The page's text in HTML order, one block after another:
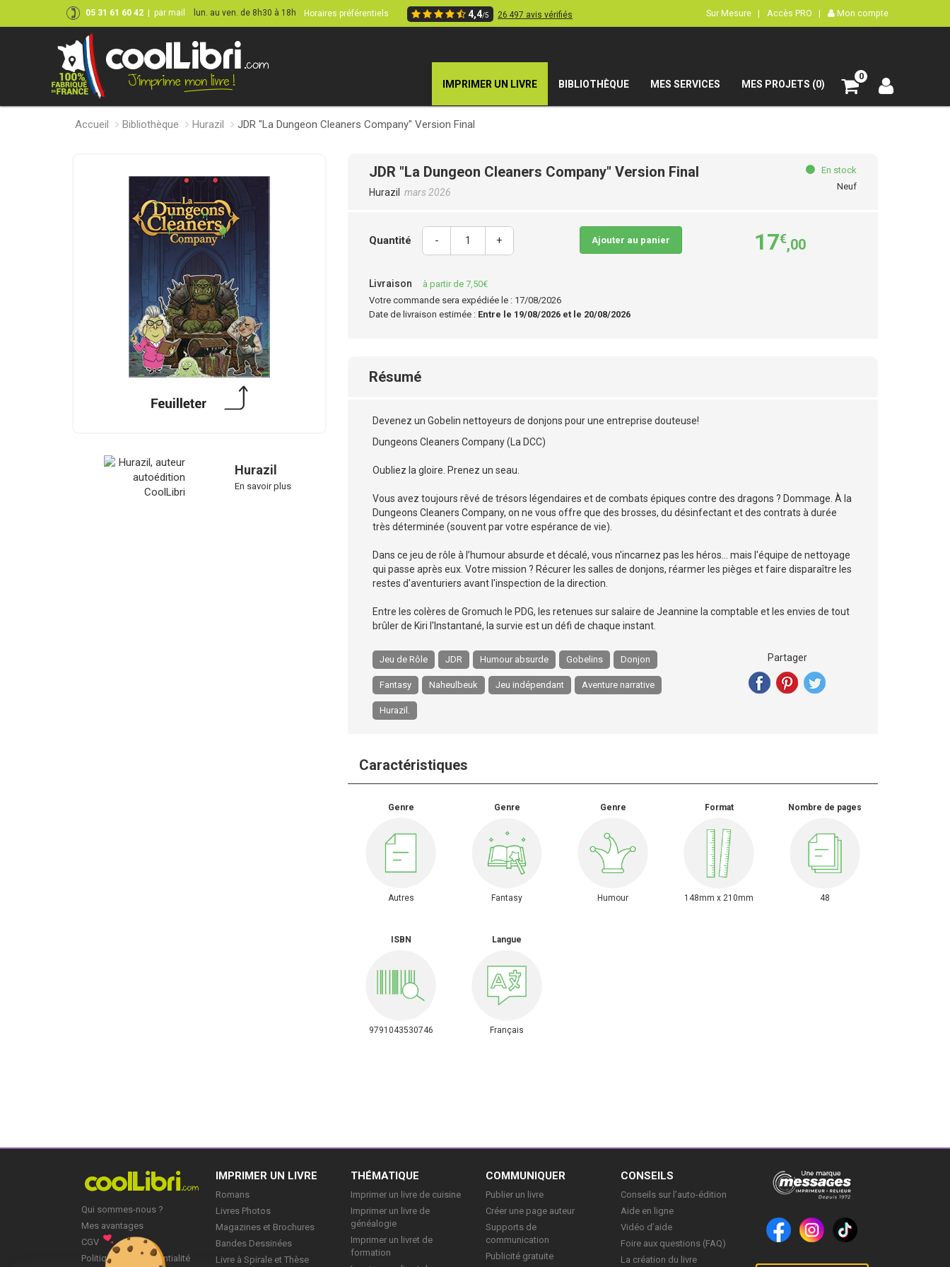
05 31 61 60 42 par mail lun. au ven. de 8h30 à 18h Horaires préférentiels 4,4/5 26 497 avis vérifiés Sur Mesure | Accès PRO | Mon compte
IMPRIMER UN LIVRE BIBLIOTHÈQUE MES SERVICES MES PROJETS (0)
0
Accueil Bibliothèque Hurazil JDR "La Dungeon Cleaners Company" Version Final
Hurazil
En savoir plus
JDR "La Dungeon Cleaners Company" Version Final
Hurazil mars 2026
En stock
Neuf
Quantité - + Ajouter au panier 17€,00
Livraison
à partir de 7,50€
Votre commande sera expédiée le : 17/08/2026
Date de livraison estimée : Entre le 19/08/2026 et le 20/08/2026
Résumé
Devenez un Gobelin nettoyeurs de donjons pour une entreprise douteuse!
Dungeons Cleaners Company (La DCC)
Oubliez la gloire. Prenez un seau.
Vous avez toujours rêvé de trésors légendaires et de combats épiques contre des dragons ? Dommage. À la
Dungeons Cleaners Company, on ne vous offre que des brosses, du désinfectant et des contrats à durée
très déterminée (souvent par votre espérance de vie).
Dans ce jeu de rôle à l’humour absurde et décalé, vous n'incarnez pas les héros... mais l'équipe de nettoyage
qui passe après eux. Votre mission ? Récurer les salles de donjons, réarmer les pièges et faire disparaître les
restes d'aventuriers avant l'inspection de la direction.
Entre les colères de Gromuch le PDG, les retenues sur salaire de Jeannine la comptable et les envies de tout
brûler de Kiri l'Instantané, la survie est un défi de chaque instant.
Jeu de Rôle JDR Humour absurde Gobelins Donjon
Fantasy Naheulbeuk Jeu indépendant Aventure narrative
Hurazil.
Partager
Caractéristiques
Genre
Autres
Genre
Fantasy
Genre
Humour
Format
148mm x 210mm
Nombre de pages
48
ISBN
9791043530746
Langue
Français
Qui sommes-nous ?
Mes avantages
CGV
Politique de Confidentialité
IMPRIMER UN LIVRE
Romans
Livres Photos
Magazines et Brochures
Bandes Dessinées
Livre à Spirale et Thèse
THÉMATIQUE
Imprimer un livre de cuisine
Imprimer un livre de
généalogie
Imprimer un livret de
formation
COMMUNIQUER
Publier un livre
Créer une page auteur
Supports de
communication
Publicité gratuite
CONSEILS
Conseils sur l’auto-édition
Aide en ligne
Vidéo d’aide
Foire aux questions (FAQ)
La création du livre